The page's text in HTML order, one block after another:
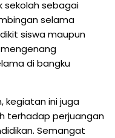
sekolah sebagai
selama
siswa maupun
di bangku
kegiatan ini juga
terhadap perjuangan
Semangat